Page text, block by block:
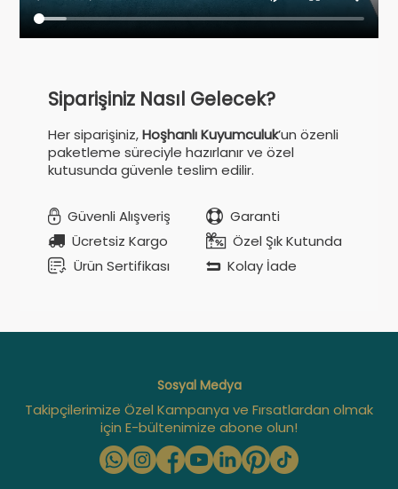
Siparişiniz Nasıl Gelecek?
Her siparişiniz,Hoşhanlı Kuyumculuk’un özenli
paketleme süreciyle hazırlanır ve özel
kutusunda güvenle teslim edilir.
Güvenli Alışveriş
Garanti
Ücretsiz Kargo
Özel Şık Kutunda
Ürün Sertifikası
Kolay İade
Sosyal Medya
Takipçilerimize Özel Kampanya ve Fırsatlardan olmak
için E-bültenimize abone olun!